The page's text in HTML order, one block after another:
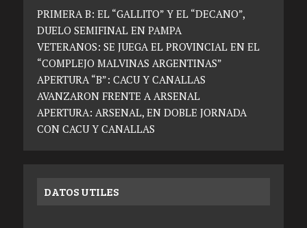
PRIMERA B: EL “GALLITO” Y EL “DECANO”,
DUELO SEMIFINAL EN PAMPA
VETERANOS: SE JUEGA EL PROVINCIAL EN EL
“COMPLEJO MALVINAS ARGENTINAS”
APERTURA “B”: CACU Y CANALLAS
AVANZARON FRENTE A ARSENAL
APERTURA: ARSENAL, EN DOBLE JORNADA
CON CACU Y CANALLAS
DATOS UTILES